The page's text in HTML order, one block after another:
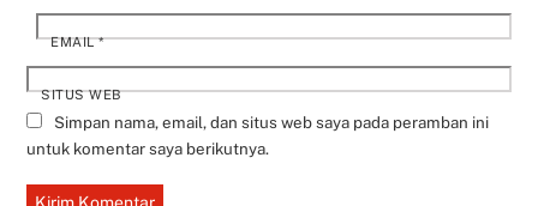
EMAIL*
SITUS WEB
Simpan nama, email, dan situs web saya pada peramban ini
untuk komentar saya berikutnya.